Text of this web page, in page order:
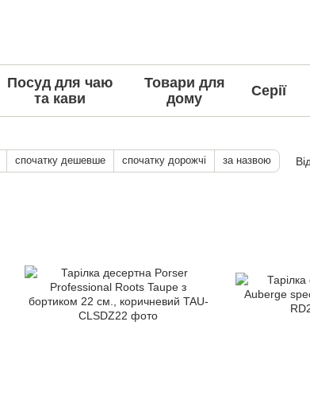
Посуд для чаю
та кави
Товари для
дому
Серії
спочатку дешевше спочатку дорожчі за назвою